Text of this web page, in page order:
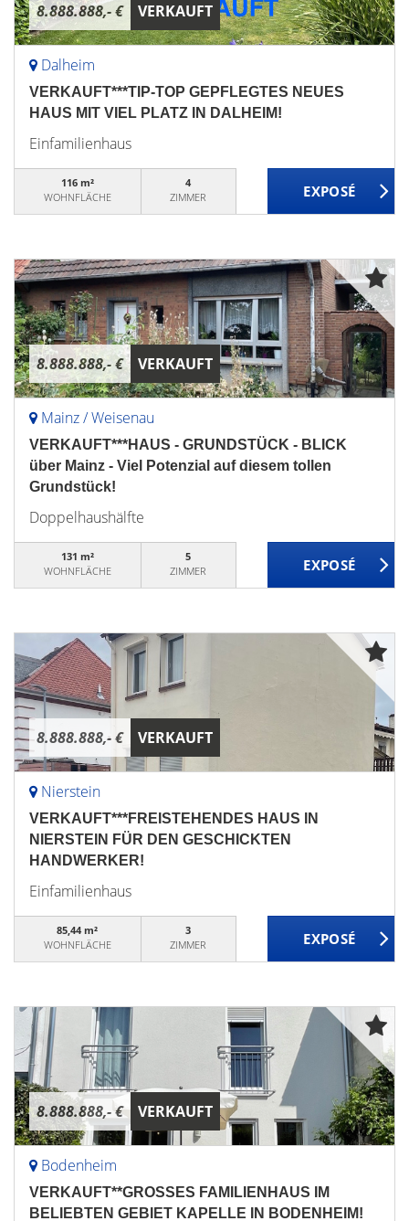
8.888.888,- € VERKAUFT
Dalheim
VERKAUFT***TIP-TOP GEPFLEGTES NEUES
HAUS MIT VIEL PLATZ IN DALHEIM!
Einfamilienhaus
116 m²
WOHNFLÄCHE
4
ZIMMER
8.888.888,- € VERKAUFT
Mainz / Weisenau
VERKAUFT***HAUS - GRUNDSTÜCK - BLICK
über Mainz - Viel Potenzial auf diesem tollen
Grundstück!
Doppelhaushälfte
131 m²
WOHNFLÄCHE
5
ZIMMER
8.888.888,- € VERKAUFT
Nierstein
VERKAUFT***FREISTEHENDES HAUS IN
NIERSTEIN FÜR DEN GESCHICKTEN
HANDWERKER!
Einfamilienhaus
85,44 m²
WOHNFLÄCHE
3
ZIMMER
8.888.888,- € VERKAUFT
Bodenheim
VERKAUFT**GROSSES FAMILIENHAUS IM
BELIEBTEN GEBIET KAPELLE IN BODENHEIM!